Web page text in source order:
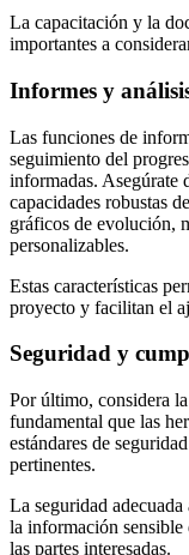
La capacitación y la
importantes a
Informes y
Las funciones de
seguimiento del
informadas. Asegúrate
capacidades robustas
gráficos de evolución,
personalizables.
Estas características
proyecto y facilitan el
Seguridad y
Por último, considera
fundamental que las
estándares de
pertinentes.
La seguridad
la información
las partes interesadas.